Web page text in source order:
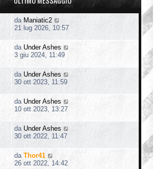
da Maniatic2
21 lug 2026, 10:57
da Under Ashes
3 giu 2024, 11:49
da Under Ashes
30 ott 2023, 11:59
da Under Ashes
10 ott 2023, 13:27
da Under Ashes
30 ott 2022, 11:47
da Thor41
26 ott 2022, 14:42